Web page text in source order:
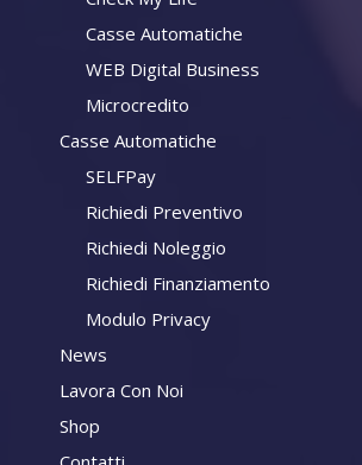
Casse Automatiche
WEB Digital Business
Microcredito
Casse Automatiche
SELFPay
Richiedi Preventivo
Richiedi Noleggio
Richiedi Finanziamento
Modulo Privacy
News
Lavora Con Noi
Shop